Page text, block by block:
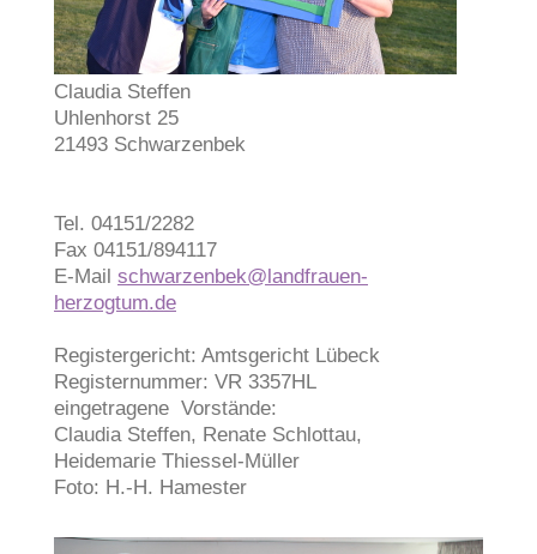
Claudia Steffen
Uhlenhorst 25
21493 Schwarzenbek
Tel. 04151/2282
Fax 04151/894117
E-Mail schwarzenbek@landfrauen-
herzogtum.de
Registergericht: Amtsgericht Lübeck
Registernummer: VR 3357HL
eingetragene Vorstände:
Claudia Steffen, Renate Schlottau,
Heidemarie Thiessel-Müller
Foto: H.-H. Hamester